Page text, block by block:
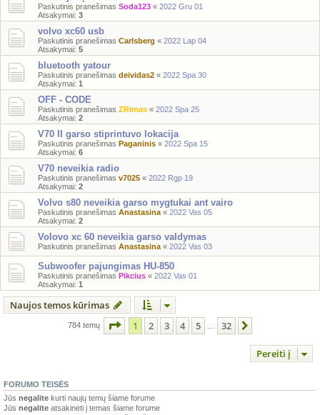
Paskutinis pranešimas Soda123 « 2022 Gru 01
Atsakymai: 3
volvo xc60 usb
Paskutinis pranešimas Carlsberg « 2022 Lap 04
Atsakymai: 5
bluetooth yatour
Paskutinis pranešimas deividas2 « 2022 Spa 30
Atsakymai: 1
OFF - CODE
Paskutinis pranešimas ZRimas « 2022 Spa 25
Atsakymai: 2
V70 II garso stiprintuvo lokacija
Paskutinis pranešimas Paganinis « 2022 Spa 15
Atsakymai: 6
V70 neveikia radio
Paskutinis pranešimas v7025 « 2022 Rgp 19
Atsakymai: 2
Volvo s80 neveikia garso mygtukai ant vairo
Paskutinis pranešimas Anastasina « 2022 Vas 05
Atsakymai: 2
Volovo xc 60 neveikia garso valdymas
Paskutinis pranešimas Anastasina « 2022 Vas 03
Subwoofer pajungimas HU-850
Paskutinis pranešimas Pikcius « 2022 Vas 01
Atsakymai: 1
Naujos temos kūrimas
784 temų Puslapis 1iš 32
1 2 3 4 5 32
Pereiti į
FORUMO TEISĖS
Jūs negalite kurti naujų temų šiame forume
Jūs negalite atsakinėti į temas šiame forume